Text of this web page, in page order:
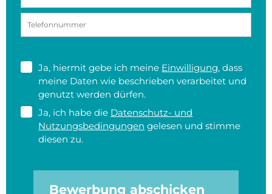
Ja, hiermit gebe ich meine Einwilligung, dass
meine Daten wie beschrieben verarbeitet und
genutzt werden dürfen.
Ja, ich habe die Datenschutz- und
Nutzungsbedingungen gelesen und stimme
diesen zu.
Bewerbung abschicken